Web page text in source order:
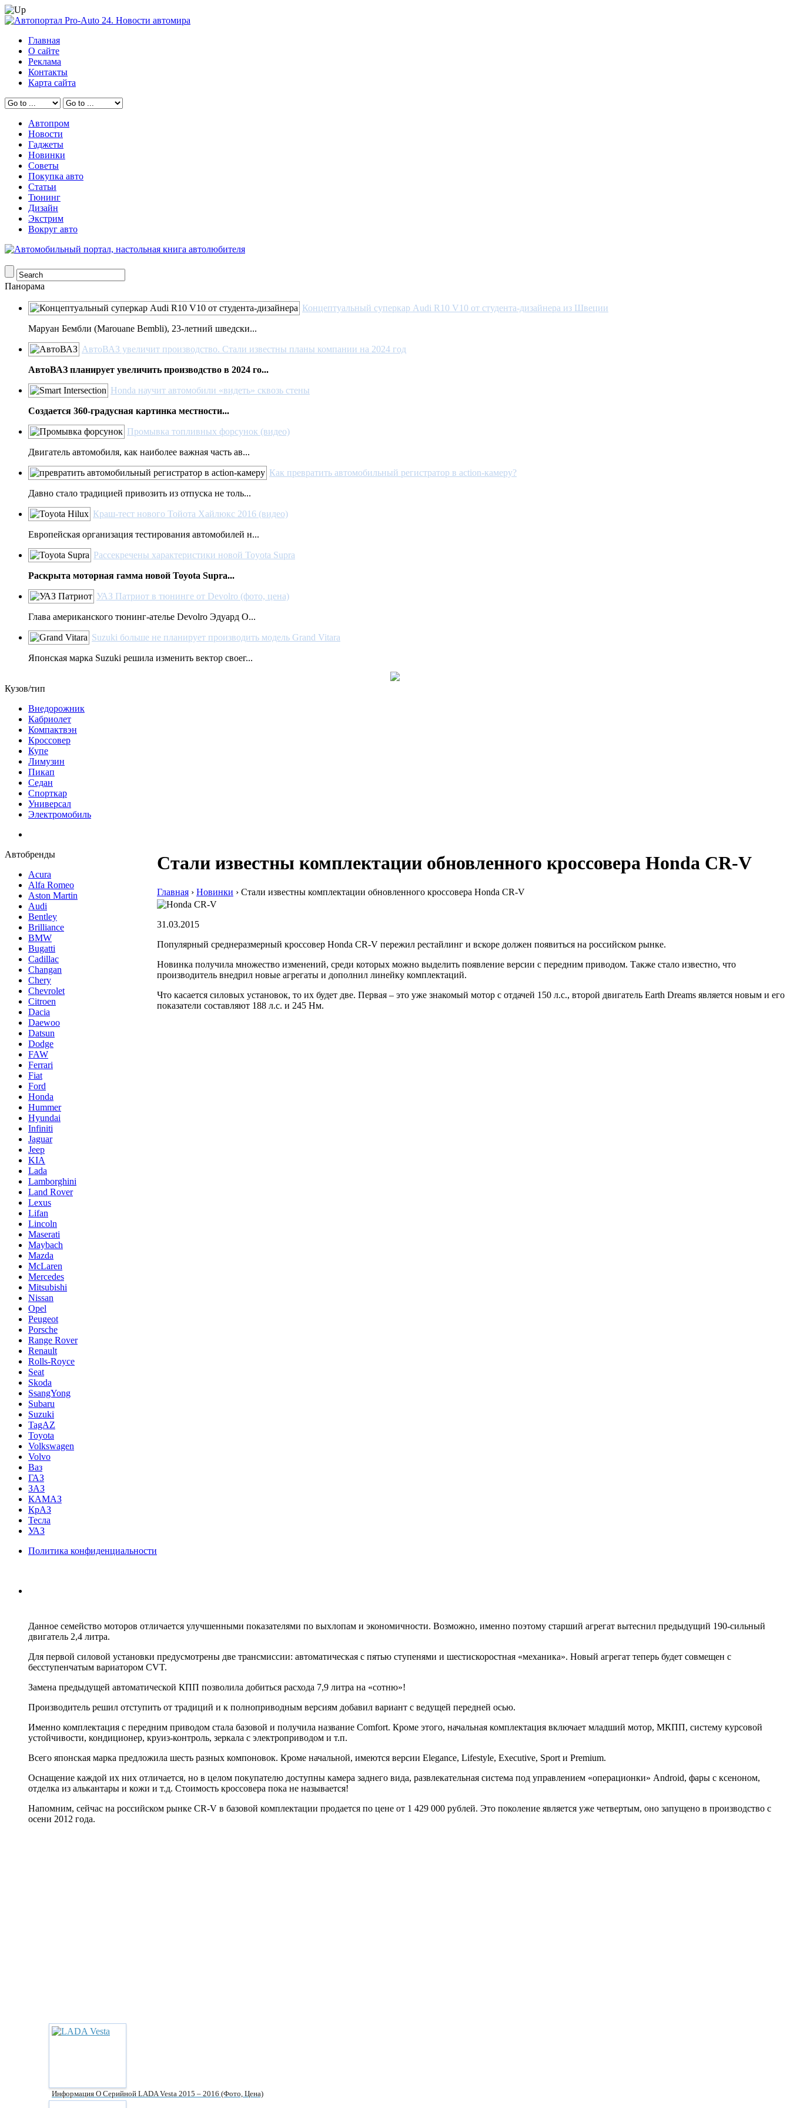
Главная
О сайте
Реклама
Контакты
Карта сайта
Автопром
Новости
Гаджеты
Новинки
Советы
Покупка авто
Статьи
Тюнинг
Дизайн
Экстрим
Вокруг авто
Панорама
Концептуальный суперкар Audi R10 V10 от студента-дизайнера из Швеции
Маруан Бембли (Marouane Bembli), 23-летний шведски...
АвтоВАЗ увеличит производство. Стали известны планы компании на 2024 год
АвтоВАЗ планирует увеличить производство в 2024 го...
Honda научит автомобили «видеть» сквозь стены
Создается 360-градусная картинка местности...
Промывка топливных форсунок (видео)
Двигатель автомобиля, как наиболее важная часть ав...
Как превратить автомобильный регистратор в action-камеру?
Давно стало традицией привозить из отпуска не толь...
Краш-тест нового Тойота Хайлюкс 2016 (видео)
Европейская организация тестирования автомобилей н...
Рассекречены характеристики новой Toyota Supra
Раскрыта моторная гамма новой Toyota Supra...
УАЗ Патриот в тюнинге от Devolro (фото, цена)
Глава американского тюнинг-ателье Devolro Эдуард О...
Suzuki больше не планирует производить модель Grand Vitara
Японская марка Suzuki решила изменить вектор своег...
Кузов/тип
Внедорожник
Кабриолет
Компактвэн
Кроссовер
Купе
Лимузин
Пикап
Седан
Спорткар
Универсал
Электромобиль
Автобренды
Acura
Alfa Romeo
Aston Martin
Audi
Bentley
Brilliance
BMW
Bugatti
Cadillac
Changan
Chery
Chevrolet
Citroen
Dacia
Daewoo
Datsun
Dodge
FAW
Ferrari
Fiat
Ford
Honda
Hummer
Hyundai
Infiniti
Jaguar
Jeep
KIA
Lada
Lamborghini
Land Rover
Lexus
Lifan
Lincoln
Maserati
Maybach
Mazda
McLaren
Mercedes
Mitsubishi
Nissan
Opel
Peugeot
Porsche
Range Rover
Renault
Rolls-Royce
Seat
Skoda
SsangYong
Subaru
Suzuki
TagAZ
Toyota
Volkswagen
Volvo
Ваз
ГАЗ
ЗАЗ
КАМАЗ
КрАЗ
Тесла
УАЗ
Политика конфиденциальности
Стали известны комплектации обновленного кроссовера Honda CR-V
Главная › Hовинки › Стали известны комплектации обновленного кроссовера Honda CR-V
31.03.2015
Популярный среднеразмерный кроссовер Honda CR-V пережил рестайлинг и вскоре должен появиться на российском рынке.
Новинка получила множество изменений, среди которых можно выделить появление версии с передним приводом. Также стало известно, что
производитель внедрил новые агрегаты и дополнил линейку комплектаций.
Что касается силовых установок, то их будет две. Первая – это уже знакомый мотор с отдачей 150 л.с., второй двигатель Earth Dreams является новым и его
показатели составляют 188 л.с. и 245 Нм.
Данное семейство моторов отличается улучшенными показателями по выхлопам и экономичности. Возможно, именно поэтому старший агрегат вытеснил предыдущий 190-сильный
двигатель 2,4 литра.
Для первой силовой установки предусмотрены две трансмиссии: автоматическая с пятью ступенями и шестискоростная «механика». Новый агрегат теперь будет совмещен с
бесступенчатым вариатором CVT.
Замена предыдущей автоматической КПП позволила добиться расхода 7,9 литра на «сотню»!
Производитель решил отступить от традиций и к полноприводным версиям добавил вариант с ведущей передней осью.
Именно комплектация с передним приводом стала базовой и получила название Comfort. Кроме этого, начальная комплектация включает младший мотор, МКПП, систему курсовой
устойчивости, кондиционер, круиз-контроль, зеркала с электроприводом и т.п.
Всего японская марка предложила шесть разных компоновок. Кроме начальной, имеются версии Elegance, Lifestyle, Executive, Sport и Premium.
Оснащение каждой их них отличается, но в целом покупателю доступны камера заднего вида, развлекательная система под управлением «операционки» Android, фары с ксеноном,
отделка из алькантары и кожи и т.д. Стоимость кроссовера пока не называется!
Напомним, сейчас на российском рынке CR-V в базовой комплектации продается по цене от 1 429 000 рублей. Это поколение является уже четвертым, оно запущено в производство с
осени 2012 года.
Информация О Серийной LADA Vesta 2015 – 2016 (фото, Цена)